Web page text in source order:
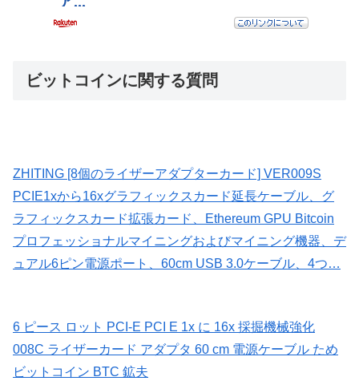
ビットコインに関する質問
ZHITING [8個のライザーアダプターカード] VER009S
PCIE1xから16xグラフィックスカード延長ケーブル、グ
ラフィックスカード拡張カード、Ethereum GPU Bitcoin
プロフェッショナルマイニングおよびマイニング機器、デ
ュアル6ピン電源ポート、60cm USB 3.0ケーブル、4つ…
6 ピース ロット PCI-E PCI E 1x に 16x 採掘機械強化
008C ライザーカード アダプタ 60 cm 電源ケーブル ため
ビットコイン BTC 鉱夫